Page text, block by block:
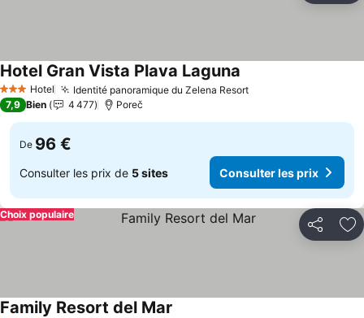
3 ÉtoilesHotel Identité panoramique du Zelena Resort
Hotel Gran Vista Plava Laguna
7,9 Bien 4 477 Poreč
De 96 €
Consulter les prix de 5 sites Consulter les prix
Partager
Choix populaire
Family Resort del Mar